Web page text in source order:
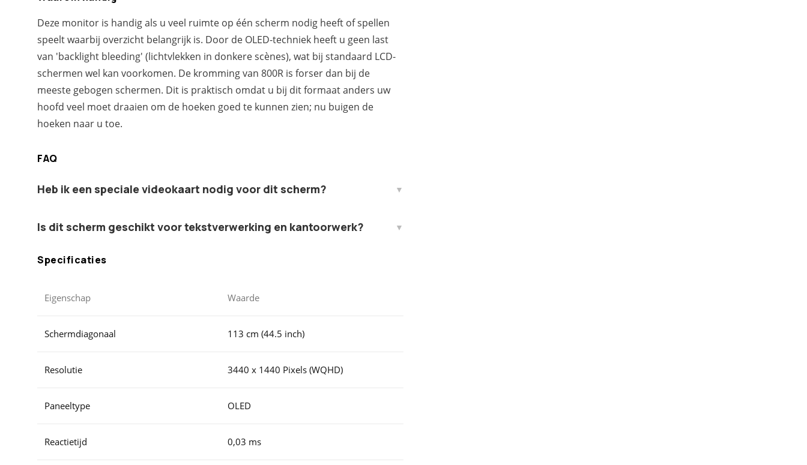
Deze monitor is handig als u veel ruimte op één scherm nodig heeft of spellen
speelt waarbij overzicht belangrijk is. Door de OLED-techniek heeft u geen last
van 'backlight bleeding' (lichtvlekken in donkere scènes), wat bij standaard LCD-
schermen wel kan voorkomen. De kromming van 800R is forser dan bij de
meeste gebogen schermen. Dit is praktisch omdat u bij dit formaat anders uw
hoofd veel moet draaien om de hoeken goed te kunnen zien; nu buigen de
hoeken naar u toe.
FAQ
Heb ik een speciale videokaart nodig voor dit scherm?
Is dit scherm geschikt voor tekstverwerking en kantoorwerk?
Specificaties
Eigenschap Waarde
Schermdiagonaal 113 cm (44.5 inch)
Resolutie 3440 x 1440 Pixels (WQHD)
Paneeltype OLED
Reactietijd 0,03 ms